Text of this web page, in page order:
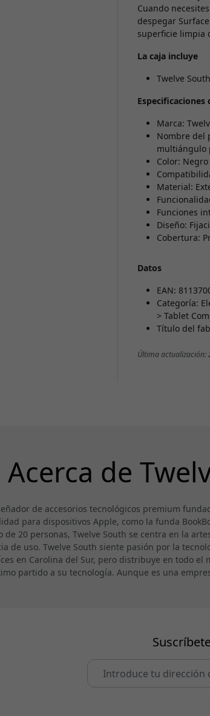
Cuando
despegar
superficie limpia
La caja incluye
Twelve
Marca:
Nombre del
multiángulo
Color: Negro
Material:
Funciones
Diseño:
Cobertura:
Datos
EAN:
Categoría:
> Tablet
Título del
Última actualización:
Acerca de
de accesorios tecnológicos premium
para dispositivos Apple, como la funda
de 20 personas, Twelve South se centra en la
de uso. Twelve South siente pasión por la
en Carolina del Sur, pero distribuye en todo
partido a su tecnología. Aunque es una